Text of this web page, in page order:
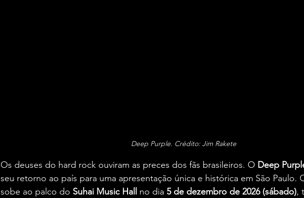
Deep Purple. Crédito: Jim Rakete
Os deuses do hard rock ouviram as preces dos fãs brasileiros. O Deep
seu retorno ao país para uma apresentação única e histórica em São Paulo.
sobe ao palco do Suhai Music Hall no dia 5 de dezembro de 2026 (sábado),